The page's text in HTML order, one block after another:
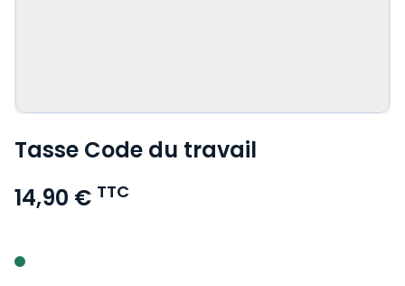
Tasse Code du travail
14,90 € TTC